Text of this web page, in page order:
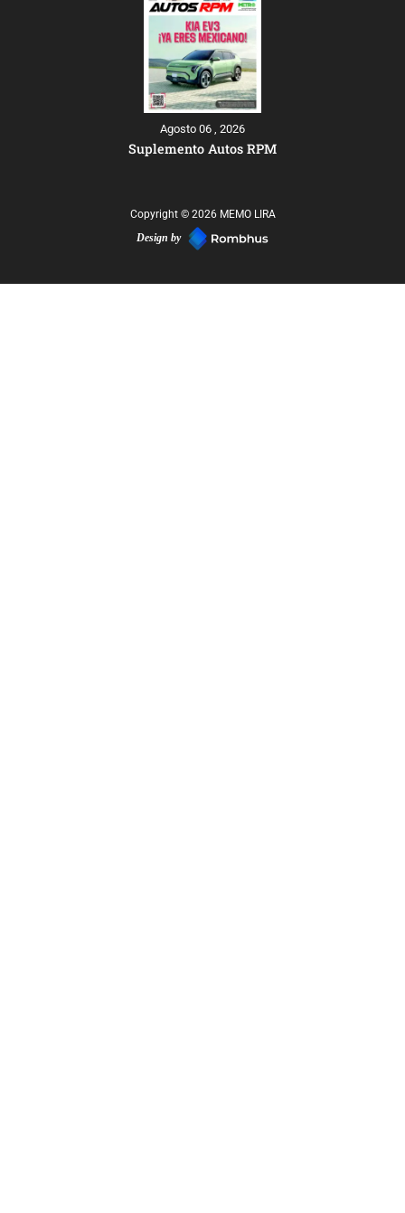
Agosto 06 , 2026
Suplemento Autos RPM
Copyright © 2026 MEMO LIRA
Design by